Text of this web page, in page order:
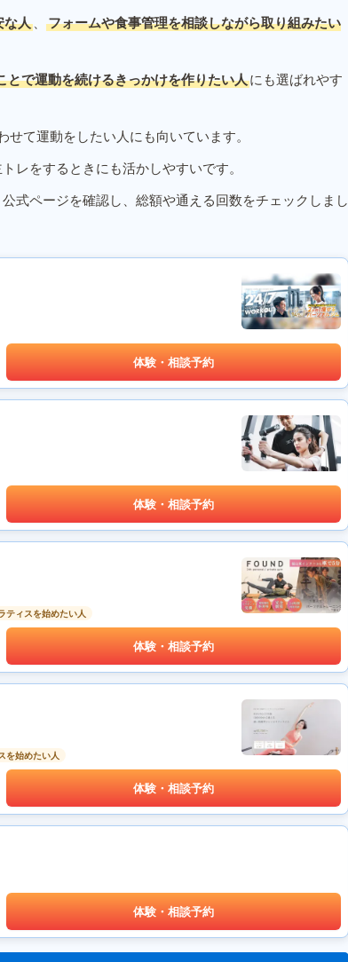
な人 、
フォームや食事管理を相談しながら取り組みたい
とで運動を続けるきっかけを作りたい人にも選ばれやす
せて運動をしたい人にも向いています。
レをするときにも活かしやすいです。
式ページを確認し、総額や通える回数をチェックしまし
体験・相談予約
体験・相談予約
ティスを始めたい人
体験・相談予約
を始めたい人
体験・相談予約
体験・相談予約